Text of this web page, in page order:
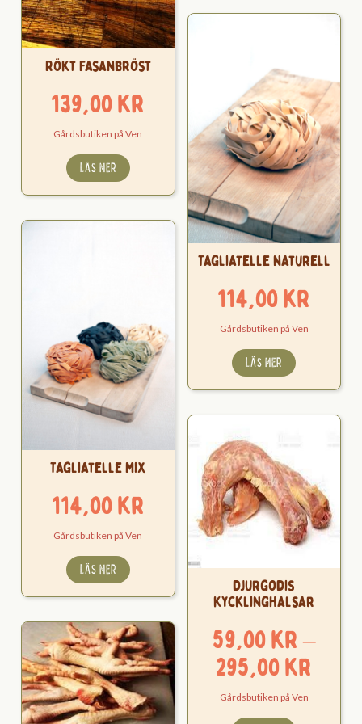
Rökt Fasanbröst
139,00kr
Gårdsbutiken på Ven
LÄS MER
Tagliatelle naturell
114,00kr
Gårdsbutiken på Ven
LÄS MER
Tagliatelle Mix
114,00kr
Gårdsbutiken på Ven
LÄS MER
Djurgodis
kycklinghalsar
59,00kr–
295,00kr
Gårdsbutiken på Ven